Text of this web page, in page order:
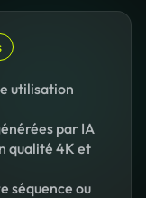
utilisation
par IA
qualité 4K et
séquence ou